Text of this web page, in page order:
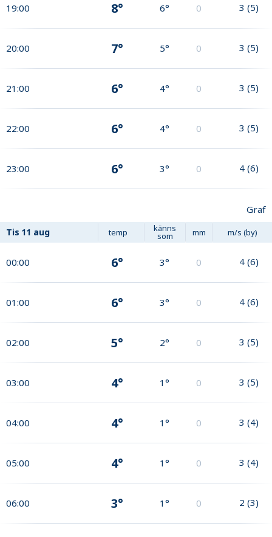
19:00 8° 6° 0 3 (5)
20:00 7° 5° 0 3 (5)
21:00 6° 4° 0 3 (5)
22:00 6° 4° 0 3 (5)
23:00 6° 3° 0 4 (6)
Graf
Tis 11 aug temp känns
som mm m/s (by)
00:00 6° 3° 0 4 (6)
01:00 6° 3° 0 4 (6)
02:00 5° 2° 0 3 (5)
03:00 4° 1° 0 3 (5)
04:00 4° 1° 0 3 (4)
05:00 4° 1° 0 3 (4)
06:00 3° 1° 0 2 (3)